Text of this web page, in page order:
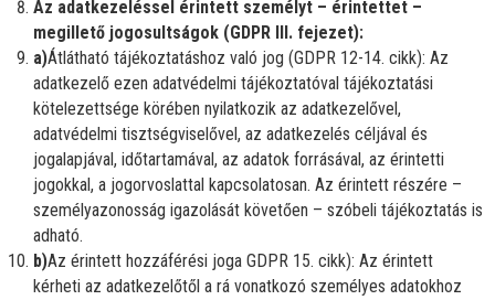
Az adatkezeléssel érintett személyt – érintettet –
megillető jogosultságok (GDPR III. fejezet):
a)Átlátható tájékoztatáshoz való jog (GDPR 12-14. cikk): Az
adatkezelő ezen adatvédelmi tájékoztatóval tájékoztatási
kötelezettsége körében nyilatkozik az adatkezelővel,
adatvédelmi tisztségviselővel, az adatkezelés céljával és
jogalapjával, időtartamával, az adatok forrásával, az érintetti
jogokkal, a jogorvoslattal kapcsolatosan. Az érintett részére –
személyazonosság igazolását követően – szóbeli tájékoztatás is
adható.
b)Az érintett hozzáférési joga GDPR 15. cikk): Az érintett
kérheti az adatkezelőtől a rá vonatkozó személyes adatokhoz